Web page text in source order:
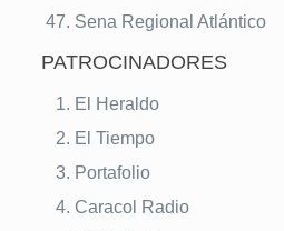
Sena Regional Atlántico
PATROCINADORES
El Heraldo
El Tiempo
Portafolio
Caracol Radio